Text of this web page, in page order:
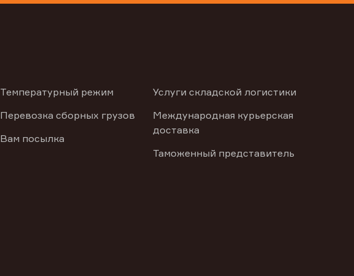
Температурный режим
Перевозка сборных грузов
Вам посылка
Услуги складской логистики
Международная курьерская
доставка
Таможенный представитель